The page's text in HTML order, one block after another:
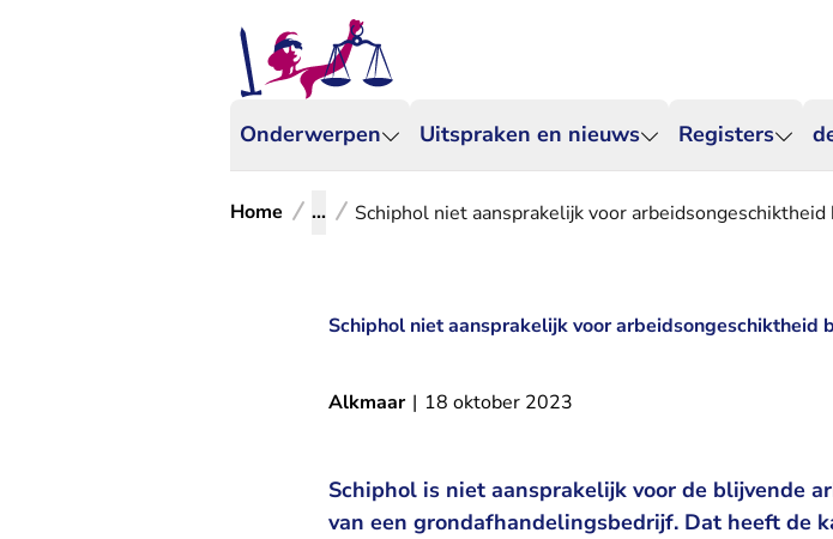
Onderwerpen Uitspraken en nieuws Registers
Home ... Schiphol niet aansprakelijk voor
Schiphol niet aansprakelijk voor arbeidsongeschiktheid
Alkmaar | 18 oktober 2023
Schiphol is niet aansprakelijk voor de blijvende
van een grondafhandelingsbedrijf. Dat heeft de